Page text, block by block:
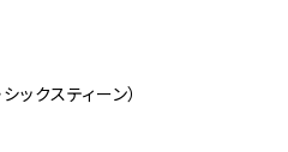
ックスティーン）